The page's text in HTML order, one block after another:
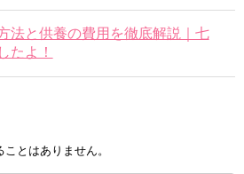
法と供養の費用を徹底解説｜七
たよ！
とはありません。